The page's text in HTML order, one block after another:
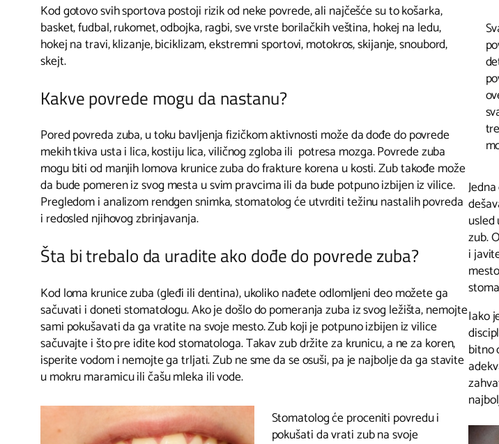
Kod gotovo svih sportova postoji rizik od neke povrede, ali najčešće su to košarka,
basket, fudbal, rukomet, odbojka, ragbi, sve vrste borilačkih veština, hokej na ledu,
hokej na travi, klizanje, biciklizam, ekstremni sportovi, motokros, skijanje, snoubord,
skejt.
Kakve povrede mogu da nastanu?
Pored povreda zuba, u toku bavljenja fizičkom aktivnosti može da dođe do povrede
mekih tkiva usta i lica, kostiju lica, viličnog zgloba ili potresa mozga. Povrede zuba
mogu biti od manjih lomova krunice zuba do frakture korena u kosti. Zub takođe može
da bude pomeren iz svog mesta u svim pravcima ili da bude potpuno izbijen iz vilice.
Pregledom i analizom rendgen snimka, stomatolog će utvrditi težinu nastalih povreda
i redosled njihovog zbrinjavanja.
Šta bi trebalo da uradite ako dođe do povrede zuba?
Kod loma krunice zuba (gleđi ili dentina), ukoliko nađete odlomljeni deo možete ga
sačuvati i doneti stomatologu. Ako je došlo do pomeranja zuba iz svog ležišta, nemojte
sami pokušavati da ga vratite na svoje mesto. Zub koji je potpuno izbijen iz vilice
sačuvajte i što pre idite kod stomatologa. Takav zub držite za krunicu, a ne za koren,
isperite vodom i nemojte ga trljati. Zub ne sme da se osuši, pa je najbolje da ga stavite
u mokru maramicu ili čašu mleka ili vode.
Stomatolog će proceniti povredu i
pokušati da vrati zub na svoje
zub.
i
Iako
bitno